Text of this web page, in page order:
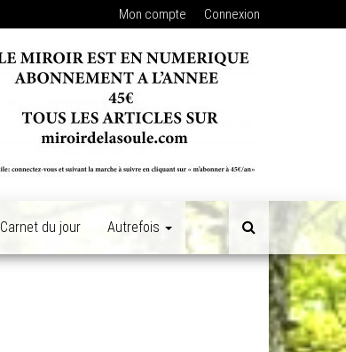
Mon compte Connexion
Carnet du jour Autrefois